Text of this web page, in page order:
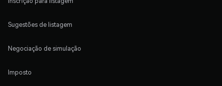
Sugestões de listagem
Negociação de simulação
Imposto